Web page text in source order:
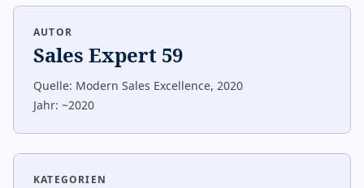
AUTOR
Sales Expert 59
Quelle: Modern Sales Excellence, 2020
Jahr: ~2020
KATEGORIEN